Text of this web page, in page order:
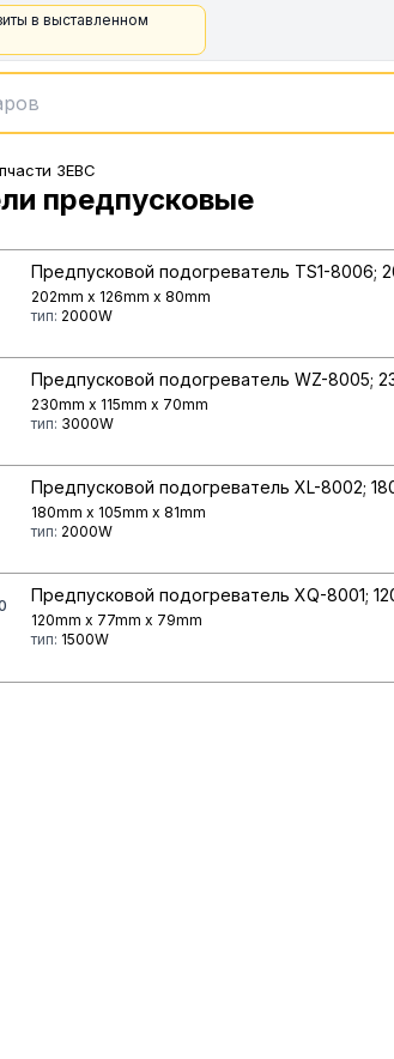
в выставленном
ЗЕВС
предпусковые
Предпусковой подогреватель TS1-8006;
202mm x 126mm x 80mm
тип: 2000W
Предпусковой подогреватель WZ-8005;
230mm x 115mm x 70mm
тип: 3000W
Предпусковой подогреватель XL-8002;
180mm x 105mm x 81mm
тип: 2000W
Предпусковой подогреватель XQ-8001;
120mm x 77mm x 79mm
тип: 1500W